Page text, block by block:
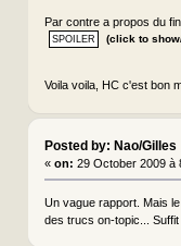
Par contre a propos du
(click to
Voila voila, HC c'est bon
Posted by: Nao/Gilles
« on: 29 October 2009 à
Un vague rapport. Mais
des trucs on-topic...